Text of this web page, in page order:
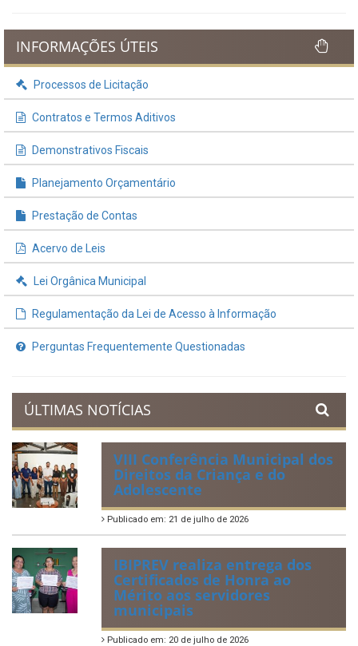
INFORMAÇÕES ÚTEIS
Processos de Licitação
Contratos e Termos Aditivos
Demonstrativos Fiscais
Planejamento Orçamentário
Prestação de Contas
Acervo de Leis
Lei Orgânica Municipal
Regulamentação da Lei de Acesso à Informação
Perguntas Frequentemente Questionadas
ÚLTIMAS NOTÍCIAS
VIII Conferência Municipal dos
Direitos da Criança e do
Adolescente
Publicado em: 21 de julho de 2026
IBIPREV realiza entrega dos
Certificados de Honra ao
Mérito aos servidores
municipais
Publicado em: 20 de julho de 2026